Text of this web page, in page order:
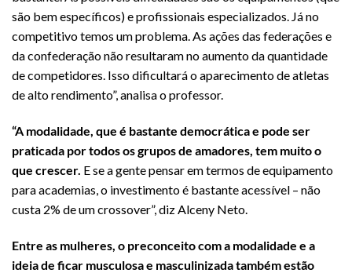
são bem específicos) e profissionais especializados. Já no
competitivo temos um problema. As ações das federações e
da confederação não resultaram no aumento da quantidade
de competidores. Isso dificultará o aparecimento de atletas
de alto rendimento”, analisa o professor.
“A modalidade, que é bastante democrática e pode ser
praticada por todos os grupos de amadores, tem muito o
que crescer. E se a gente pensar em termos de equipamento
para academias, o investimento é bastante acessível – não
custa 2% de um crossover”, diz Alceny Neto.
Entre as mulheres, o preconceito com a modalidade e a
ideia de ficar musculosa e masculinizada também estão